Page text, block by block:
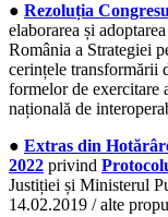
● Rezoluția
elaborarea și
România a Strategiei
cerințele transformării
formelor de exercitare
națională de
● Extras din
2022 privind
Justiției și Ministerul
14.02.2019 / alte